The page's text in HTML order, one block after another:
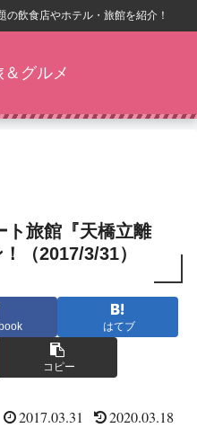
飲食店やホテル・旅館を紹介！
グルメ
ト旅館『天橋立離
（2017/3/31）
はてブ
コピー
2017.03.31 2020.03.18